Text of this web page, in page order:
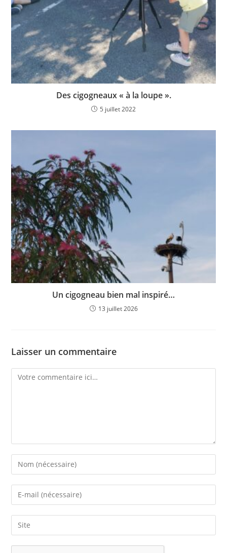
Des cigogneaux « à la loupe ».
5 juillet 2022
Un cigogneau bien mal inspiré…
13 juillet 2026
Laisser un commentaire
Comment
Enter
your
name
comment
Enter
your
email
address
Saisir
l’URL
de